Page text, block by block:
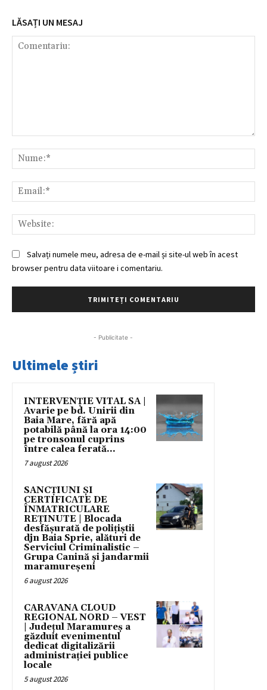
LĂSAȚI UN MESAJ
Salvați numele meu, adresa de e-mail și site-ul web în acest
browser pentru data viitoare i comentariu.
- Publicitate -
Ultimele știri
INTERVENȚIE VITAL SA |
Avarie pe bd. Unirii din
Baia Mare, fără apă
potabilă până la ora 14:00
pe tronsonul cuprins
între calea ferată...
7 august 2026
SANCȚIUNI ȘI
CERTIFICATE DE
ÎNMATRICULARE
REȚINUTE | Blocada
desfășurată de polițiștii
djn Baia Sprie, alături de
Serviciul Criminalistic –
Grupa Canină și jandarmii
maramureșeni
6 august 2026
CARAVANA CLOUD
REGIONAL NORD – VEST
| Județul Maramureș a
găzduit evenimentul
dedicat digitalizării
administrației publice
locale
5 august 2026